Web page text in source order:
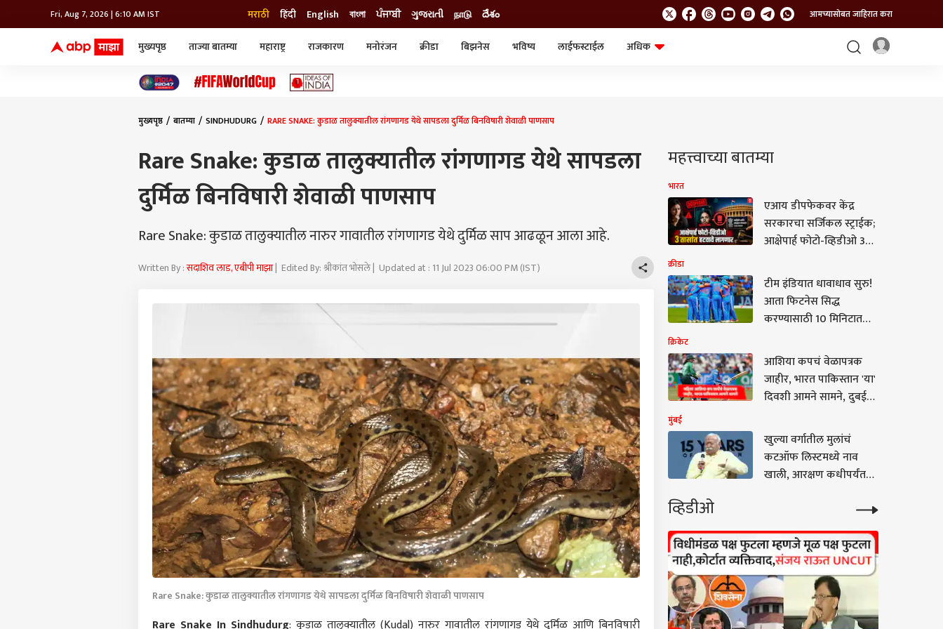
Fri, Aug 7, 2026 | 6:10 AM IST मराठी हिंदी English বাংলা ਪੰਜਾਬੀ ગુજરાતી நாடு దేశం आमच्यासोबत जाहिरात करा
मुख्यपृष्ठ ताज्या बातम्या महाराष्ट्र राजकारण मनोरंजन क्रीडा बिझनेस भविष्य लाईफस्टाईल
अधिक
मुख्यपृष्ठ बातम्या SINDHUDURG RARE SNAKE: कुडाळ तालुक्यातील रांगणागड येथे सापडला दुर्मिळ बिनविषारी शेवाळी पाणसाप
Rare Snake: कुडाळ तालुक्यातील रांगणागड येथे सापडला
दुर्मिळ बिनविषारी शेवाळी पाणसाप
Rare Snake: कुडाळ तालुक्यातील नारुर गावातील रांगणागड येथे दुर्मिळ साप आढळून आला आहे.
Written By :सदाशिव लाड, एबीपी माझा| Edited By: श्रीकांत भोसले | Updated at : 11 Jul 2023 06:00 PM (IST)
Rare Snake: कुडाळ तालुक्यातील रांगणागड येथे सापडला दुर्मिळ बिनविषारी शेवाळी पाणसाप
Rare Snake In Sindhudurg: कुडाळ तालुक्यातील (Kudal) नारुर गावातील रांगणागड येथे दुर्मिळ आणि बिनविषारी
महत्त्वाच्या बातम्या
भारत
एआय डीपफेकवर केंद्र
सरकारचा सर्जिकल स्ट्राईक;
आक्षेपार्ह फोटो-व्हिडीओ 3
क्रीडा
टीम इंडियात धावाधाव सुरु!
आता फिटनेस सिद्ध
करण्यासाठी 10 मिनिटात
1200 मीटर किती मिनिटात
पूर्ण करावी लागणार? हा
सुद्धा नियम ठरला
क्रिकेट
आशिया कपचं वेळापत्रक
जाहीर, भारत पाकिस्तान 'या'
दिवशी आमने सामने, दुबईत
मुंबई
खुल्या वर्गातील मुलांचं
कटऑफ लिस्टमध्ये नाव
खाली, आरक्षण कधीपर्यंत
मोहन भागवतांचं रोखठोक
उत्तर
व्हिडीओ